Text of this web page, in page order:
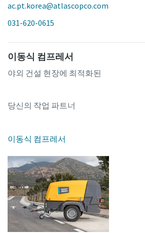
ac.pt.korea@atlascopco.com
031-620-0615
이동식 컴프레서
야외 건설 현장에 최적화된
당신의 작업 파트너
이동식 컴프레서